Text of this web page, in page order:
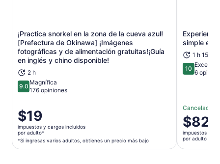
¡Practica snorkel en la zona de la cueva azul!
[Prefectura de Okinawa] ¡Imágenes
fotográficas y de alimentación gratuitas!¡Guía
en inglés y chino disponible!
2 h
9.09.0 de 10
Magnífica
176 opiniones
El
precio
es
de
$19.
$19
impuestos y cargos incluidos
por adulto*
*Si ingresas varios adultos, obtienes un precio más bajo
Se abrirá en una nueva pestaña
simple en
1 h 15 min
1010 de 10
6
Cancelación
El
precio
es
de
$82
impuestos y
por adulto